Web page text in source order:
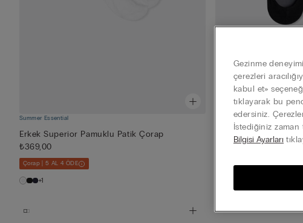
Summer Essential
Erkek Superior Pamuklu Patik Çorap
₺369,00
Çorap | 5 AL 4 ÖDE
+1
Summer Essential
Erkek Streç Pamuklu
₺369,00
Gezinme
çerezleri
kabul et»
tıklayarak bu
edersiniz.
İstediğiniz
Bilgisi Ayarları